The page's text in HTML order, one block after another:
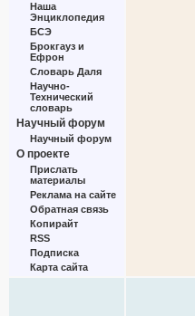
Наша
Энциклопедия
БСЭ
Брокгауз и
Ефрон
Словарь Даля
Научно-
Технический
словарь
Научный форум
Научный форум
О проекте
Прислать
материалы
Реклама на сайте
Обратная связь
Копирайт
RSS
Подписка
Карта сайта